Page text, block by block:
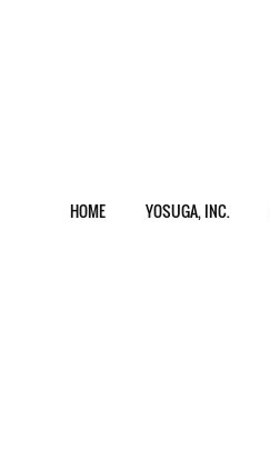
HOME YOSUGA, INC.